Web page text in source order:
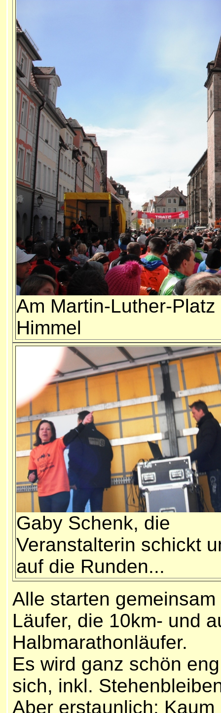
Am Martin-Luther-
Himmel
Gaby Schenk, die
Veranstalterin schickt
auf die Runden...
Alle starten
Läufer, die 10km- und
Halbmarathonläufer.
Es wird ganz schön
sich, inkl.
Aber erstaunlich: Kaum